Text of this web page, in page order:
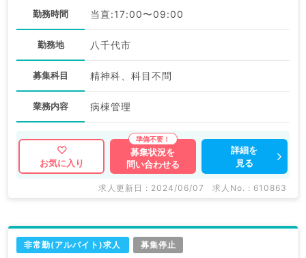
勤務時間 当直:17:00〜09:00
勤務地 八千代市
募集科目 精神科、科目不問
業務内容 病棟管理
お気に入り
募集状況を
問い合わせる
詳細を
見る
求人更新日 : 2024/06/07 求人No. : 610863
非常勤(アルバイト)求人 募集停止